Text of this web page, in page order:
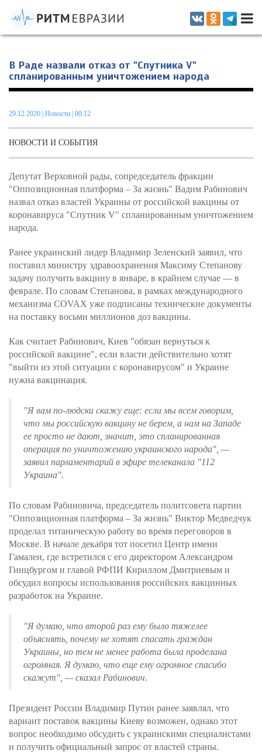
Информационно-аналитическое издание, посвященное актуальным
проблемам интеграции на постсоветском пространстве
В Раде назвали отказ от "Спутника V"
спланированным уничтожением народа
29.12.2020 Новости | 00.12
НОВОСТИ И СОБЫТИЯ
Депутат Верховной рады, сопредседатель фракции
"Оппозиционная платформа – За жизнь" Вадим Рабинович
назвал отказ властей Украины от российской вакцины от
коронавируса "Спутник V" спланированным уничтожением
народа.
Ранее украинский лидер Владимир Зеленский заявил, что
поставил министру здравоохранения Максиму Степанову
задачу получить вакцину в январе, в крайнем случае — в
феврале. По словам Степанова, в рамках международного
механизма COVAX уже подписаны технические документы
на поставку восьми миллионов доз вакцины.
Как считает Рабинович, Киев "обязан вернуться к
российской вакцине", если власти действительно хотят
"выйти из этой ситуации с коронавирусом" и Украине
нужна вакцинация.
"Я вам по-людски скажу еще: если мы всем говорим,
что мы российскую вакцину не берем, а нам на Западе
ее просто не дают, значит, это спланированная
операция по уничтожению украинского народа", —
заявил парламентарий в эфире телеканала "112
Украина".
По словам Рабиновича, председатель политсовета партии
"Оппозиционная платформа – За жизнь" Виктор Медведчук
проделал титаническую работу во время переговоров в
Москве. В начале декабря тот посетил Центр имени
Гамалеи, где встретился с его директором Александром
Гинцбургом и главой РФПИ Кириллом Дмитриевым и
обсудил вопросы использования российских вакцинных
разработок на Украине.
"Я думаю, что второй раз ему было тяжелее
объяснять, почему не хотят спасать граждан
Украины, но тем не менее работа была проделана
огромная. Я думаю, что еще ему огромное спасибо
скажут", — сказал Рабинович.
Президент России Владимир Путин ранее заявлял, что
вариант поставок вакцины Киеву возможен, однако этот
вопрос необходимо обсудить с украинскими специалистами
и получить официальный запрос от властей страны.